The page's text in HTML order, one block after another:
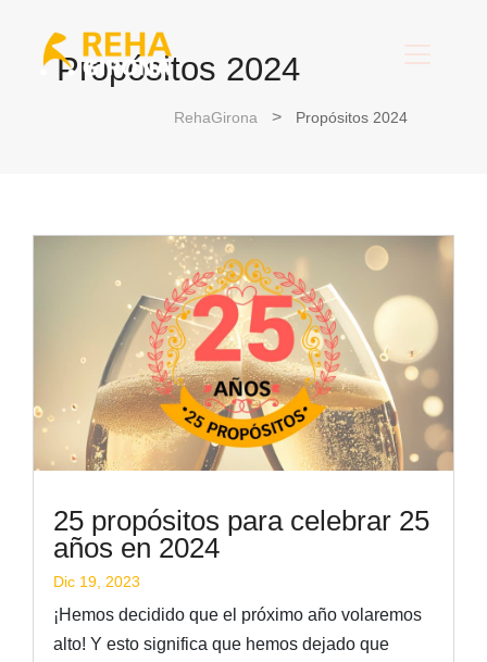
Propósitos 2024
RehaGirona Propósitos 2024
25 propósitos para celebrar 25
años en 2024
Dic 19, 2023
¡Hemos decidido que el próximo año volaremos
alto! Y esto significa que hemos dejado que